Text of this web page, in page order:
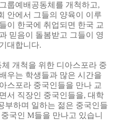
룹예배공동체를 개척하고,
안에서 그들의 양육이 이루
이 한국에 취업되면 한국 교
믿음이 돌봄받고 그들이 영
대합니다.
개척을 위한 디아스포라 중
우는 학생들과 많은 시간을
스포라 중국인들을 만나 교
서 직장인 중국인들을, 대학
부하며 일하는 젊은 중국인들
중국인 M들을 만나고 있습니